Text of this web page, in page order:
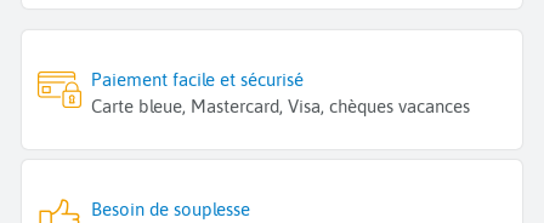
Paiement facile et sécurisé
Carte bleue, Mastercard, Visa, chèques vacances
Besoin de souplesse